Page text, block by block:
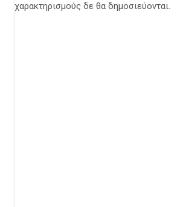
χαρακτηρισμούς δε θα δημοσιεύονται.